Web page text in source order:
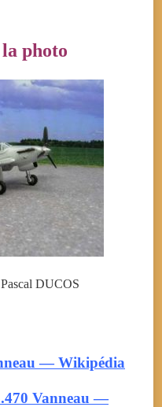
photo
DUCOS
— Wikipédia
Vanneau —